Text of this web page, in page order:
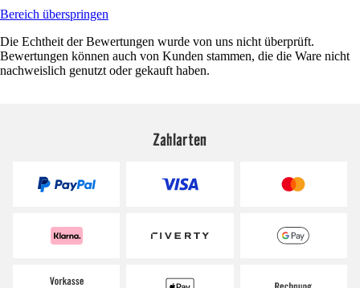
Bereich überspringen
Die Echtheit der Bewertungen wurde von uns nicht überprüft.
Bewertungen können auch von Kunden stammen, die die Ware nicht
nachweislich genutzt oder gekauft haben.
Zahlarten